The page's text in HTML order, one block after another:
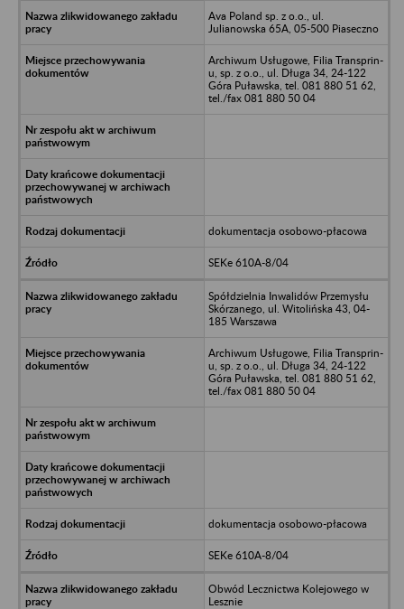
Ava Poland sp. z o.o., ul.
Julianowska 65A, 05-500 Piaseczno
Archiwum Usługowe, Filia Transprin-
u, sp. z o.o., ul. Długa 34, 24-122
Góra Puławska, tel. 081 880 51 62,
tel./fax 081 880 50 04
dokumentacja osobowo-płacowa
SEKe 610A-8/04
Spółdzielnia Inwalidów Przemysłu
Skórzanego, ul. Witolińska 43, 04-
185 Warszawa
Archiwum Usługowe, Filia Transprin-
u, sp. z o.o., ul. Długa 34, 24-122
Góra Puławska, tel. 081 880 51 62,
tel./fax 081 880 50 04
dokumentacja osobowo-płacowa
SEKe 610A-8/04
Obwód Lecznictwa Kolejowego w
Lesznie